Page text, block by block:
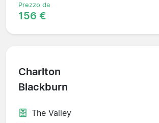
Prezzo da
156 €
Charlton
Blackburn
The Valley